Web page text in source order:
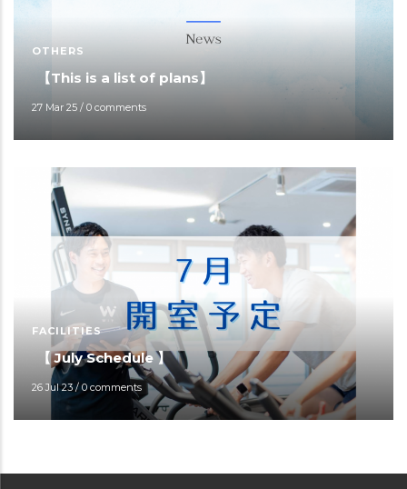
OTHERS
【This is a list of plans】
27 Mar 25 / 0 comments
FACILITIES
【 July Schedule 】
26 Jul 23/ 0 comments